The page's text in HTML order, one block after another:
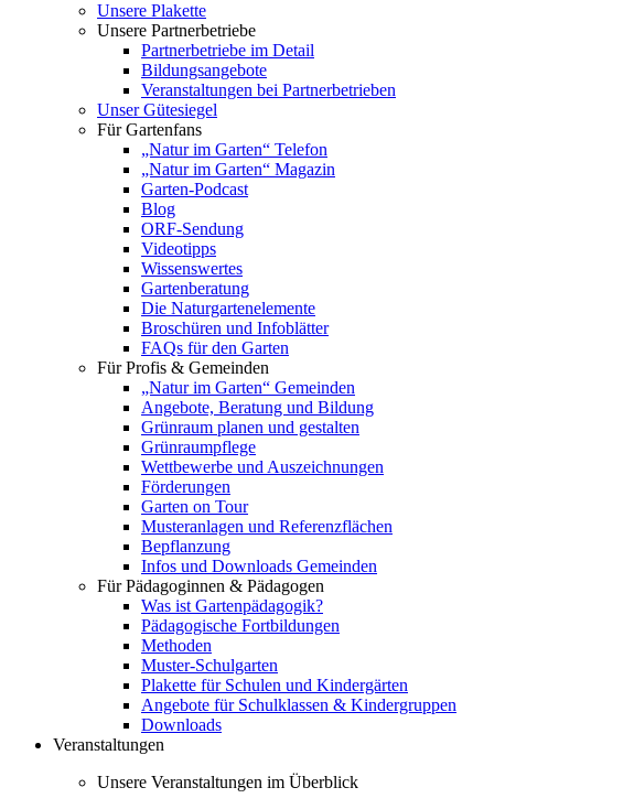
Unsere Plakette
Unsere Partnerbetriebe
Partnerbetriebe im Detail
Bildungsangebote
Veranstaltungen bei Partnerbetrieben
Unser Gütesiegel
Für Gartenfans
„Natur im Garten“ Telefon
„Natur im Garten“ Magazin
Garten-Podcast
Blog
ORF-Sendung
Videotipps
Wissenswertes
Gartenberatung
Die Naturgartenelemente
Broschüren und Infoblätter
FAQs für den Garten
Für Profis & Gemeinden
„Natur im Garten“ Gemeinden
Angebote, Beratung und Bildung
Grünraum planen und gestalten
Grünraumpflege
Wettbewerbe und Auszeichnungen
Förderungen
Garten on Tour
Musteranlagen und Referenzflächen
Bepflanzung
Infos und Downloads Gemeinden
Für Pädagoginnen & Pädagogen
Was ist Gartenpädagogik?
Pädagogische Fortbildungen
Methoden
Muster-Schulgarten
Plakette für Schulen und Kindergärten
Angebote für Schulklassen & Kindergruppen
Downloads
Veranstaltungen
Unsere Veranstaltungen im Überblick